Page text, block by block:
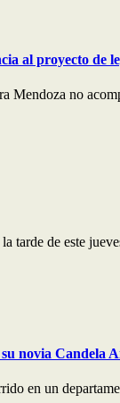
al proyecto de
Mendoza no
tarde de este
novia Candela
en un